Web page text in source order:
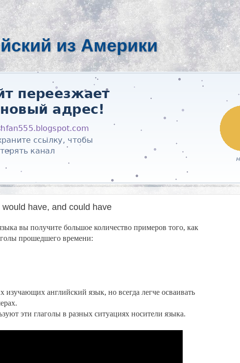
из Америки
have, and could have
вы получите большое количество примеров того, как
прошедшего времени:
изучающих английский язык, но всегда легче осваивать
эти глаголы в разных ситуациях носители языка.